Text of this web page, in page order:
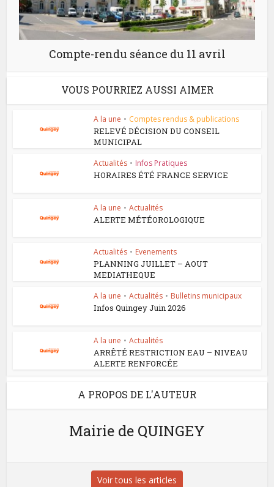
Compte-rendu séance du 11 avril
VOUS POURRIEZ AUSSI AIMER
A la une • Comptes rendus & publications
RELEVÉ DÉCISION DU CONSEIL
MUNICIPAL
Actualités • Infos Pratiques
HORAIRES ÉTÉ FRANCE SERVICE
A la une • Actualités
ALERTE MÉTÉOROLOGIQUE
Actualités • Evenements
PLANNING JUILLET – AOUT
MEDIATHEQUE
A la une • Actualités • Bulletins municipaux
Infos Quingey Juin 2026
A la une • Actualités
ARRÊTÉ RESTRICTION EAU – NIVEAU
ALERTE RENFORCÉE
A PROPOS DE L'AUTEUR
Mairie de QUINGEY
Voir tous les articles